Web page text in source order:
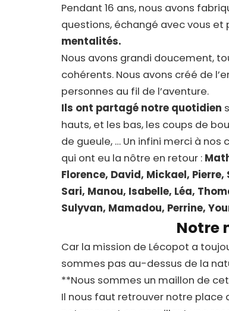
Pendant 16 ans, nous avons
questions, échangé avec vous et
mentalités.
Nous avons grandi doucement,
cohérents. Nous avons créé de
personnes au fil de l’aventure.
Ils ont partagé notre quotidien
hauts, et les bas, les coups de
de gueule, … Un infini merci à
qui ont eu la nôtre en retour :
Florence, David, Mickael,
Sari, Manou, Isabelle, Léa,
Sulyvan, Mamadou, Perrine,
Notre
Car la mission de Lécopot a
sommes pas au-dessus de la
**Nous sommes un maillon de
Il nous faut retrouver notre place